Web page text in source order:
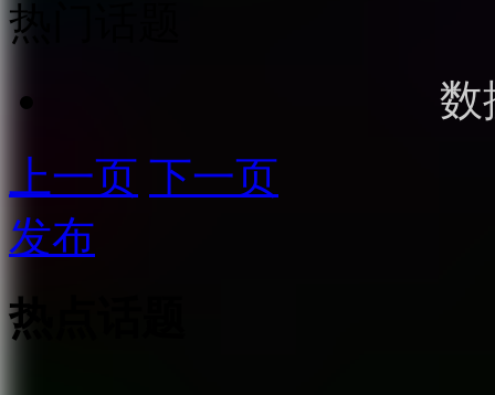
热门话题
数
上一页 下一页
发布
热点话题